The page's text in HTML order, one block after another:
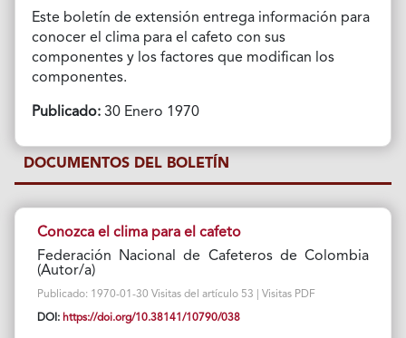
Este boletín de extensión entrega información para
conocer el clima para el cafeto con sus
componentes y los factores que modifican los
componentes.
Publicado:30 Enero 1970
DOCUMENTOS DEL BOLETÍN
Conozca el clima para el cafeto
Federación Nacional de Cafeteros de Colombia
(Autor/a)
Publicado: 1970-01-30 Visitas del artículo 53 | Visitas PDF
DOI: https://doi.org/10.38141/10790/038